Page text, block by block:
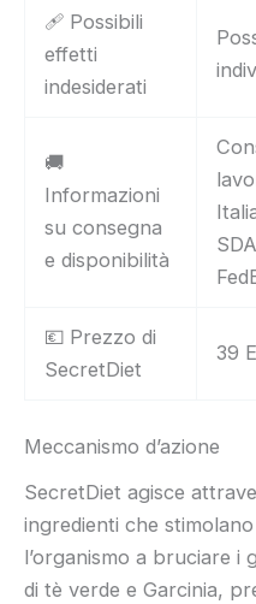
🩹 Possibili
effetti
indesiderati
🚚
Informazioni
su consegna
e disponibilità
💶 Prezzo di
SecretDiet
39
Meccanismo d’azione
SecretDiet agisce
ingredienti che
l’organismo a bruciare i
di tè verde e Garcinia,